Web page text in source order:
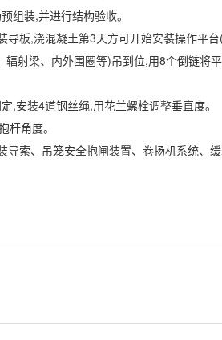
组装,并进行结构验收。
导板,浇混凝土第3天方可开始安装操作平
射梁、内外围圈等)吊到位,用8个倒链将
,安装4道钢丝绳,用花兰螺栓调整垂直度。
杆角度。
索、吊笼安全抱闸装置、卷扬机系统、缓